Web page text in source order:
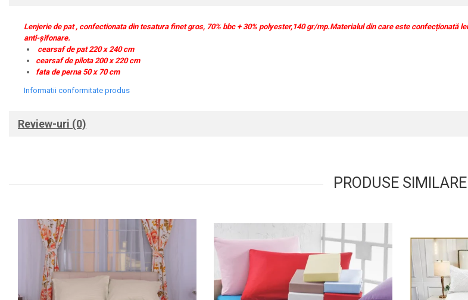
Lenjerie de pat , confectionata din tesatura finet gros, 70% bbc + 30% polyester,140 gr/mp.Materialul din care este
anti-șifonare.
cearsaf de pat 220 x 240 cm
cearsaf de pilota 200 x 220 cm
fata de perna 50 x 70 cm
Informatii conformitate produs
Review-uri (0)
PRODUSE SIMILARE